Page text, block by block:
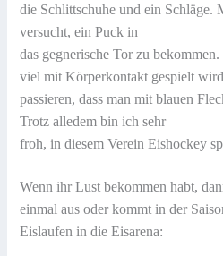
die Schlittschuhe und ein Schläge.
versucht, ein Puck in
das gegnerische Tor zu
viel mit Körperkontakt gespielt
passieren, dass man mit blauen
Trotz alledem bin ich sehr
froh, in diesem Verein Eishockey
Wenn ihr Lust bekommen habt,
einmal aus oder kommt in der
Eislaufen in die Eisarena: